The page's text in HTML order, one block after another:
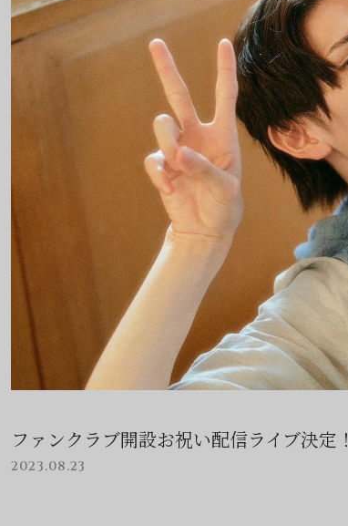
ファンクラブ開設お祝い配信ライブ決定！
2023.08.23